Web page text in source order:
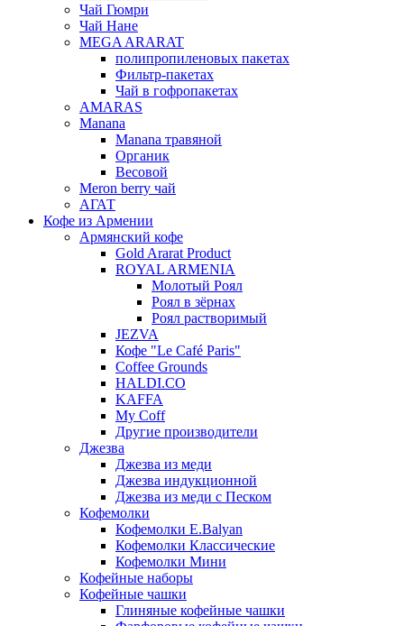
Чай Гюмри
Чай Нане
MEGA ARARAT
полипропиленовых пакетах
Фильтр-пакетах
Чай в гофропакетах
AMARAS
Manana
Manana травяной
Органик
Весовой
Meron berry чай
АГАТ
Кофе из Армении
Армянский кофе
Gold Ararat Product
ROYAL ARMENIA
Молотый Роял
Роял в зёрнах
Роял растворимый
JEZVA
Кофе "Le Café Paris"
Coffee Grounds
HALDI.CO
KAFFA
My Coff
Другие производители
Джезва
Джезва из меди
Джезва индукционной
Джезва из меди с Песком
Кофемолки
Кофемолки E.Balyan
Кофемолки Классические
Кофемолки Мини
Кофейные наборы
Кофейные чашки
Глиняные кофейные чашки